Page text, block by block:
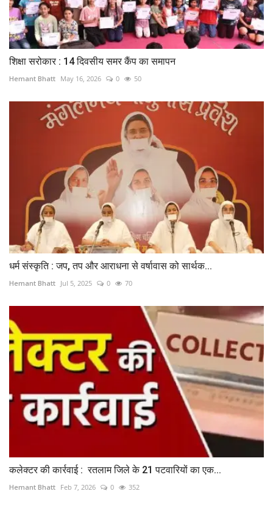
शिक्षा सरोकार : 14 दिवसीय समर कैंप का समापन
Hemant Bhatt May 16, 2026 0 50
धर्म संस्कृति : जप, तप और आराधना से वर्षावास को सार्थक...
Hemant Bhatt Jul 5, 2025 0 70
कलेक्टर की कार्रवाई : रतलाम जिले के 21 पटवारियों का एक...
Hemant Bhatt Feb 7, 2026 0 352